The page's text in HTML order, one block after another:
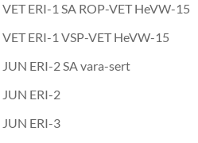
VET ERI-1 SA ROP-VET HeVW-15
VET ERI-1 VSP-VET HeVW-15
JUN ERI-2 SA vara-sert
JUN ERI-2
JUN ERI-3